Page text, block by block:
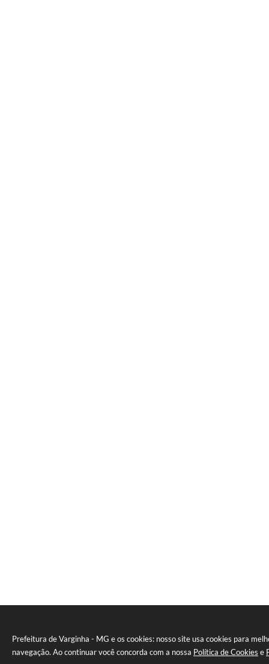
Prefeitura de Varginha - MG e os cookies: nosso site usa cookies para
navegação. Ao continuar você concorda com a nossa Política de Cookies e